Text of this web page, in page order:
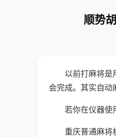
顺势
以前打麻将是
会完成。其实自动
若你在仪器使
重庆普通麻将